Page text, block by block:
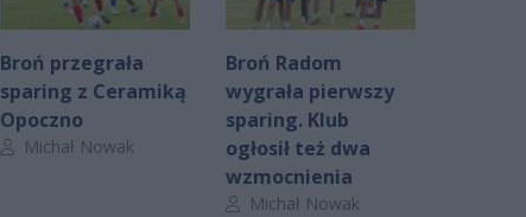
Broń przegrała
sparing z Ceramiką
Opoczno
Autor artykułu:
Michał Nowak
Broń Radom
wygrała pierwszy
sparing. Klub
ogłosił też dwa
wzmocnienia
Autor artykułu:
Michał Nowak